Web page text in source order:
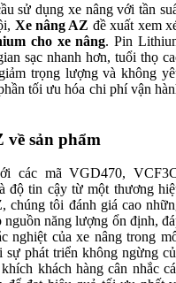
sử dụng xe nâng với tần
Xe nâng AZ đề xuất xem
cho xe nâng. Pin
sạc nhanh hơn, tuổi thọ
trọng lượng và không
tối ưu hóa chi phí vận
về sản phẩm
các mã VGD470,
độ tin cậy từ một thương
chúng tôi đánh giá cao
nguồn năng lượng ổn định,
nghiệt của xe nâng trong
phát triển không ngừng
khách hàng cân nhắc